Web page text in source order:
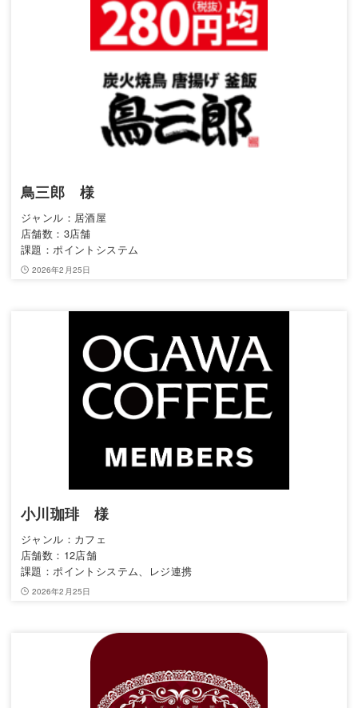
鳥三郎 様
ジャンル：居酒屋
店舗数：3店舗
課題：ポイントシステム
2026年2月25日
小川珈琲 様
ジャンル：カフェ
店舗数：12店舗
課題：ポイントシステム、レジ連携
2026年2月25日